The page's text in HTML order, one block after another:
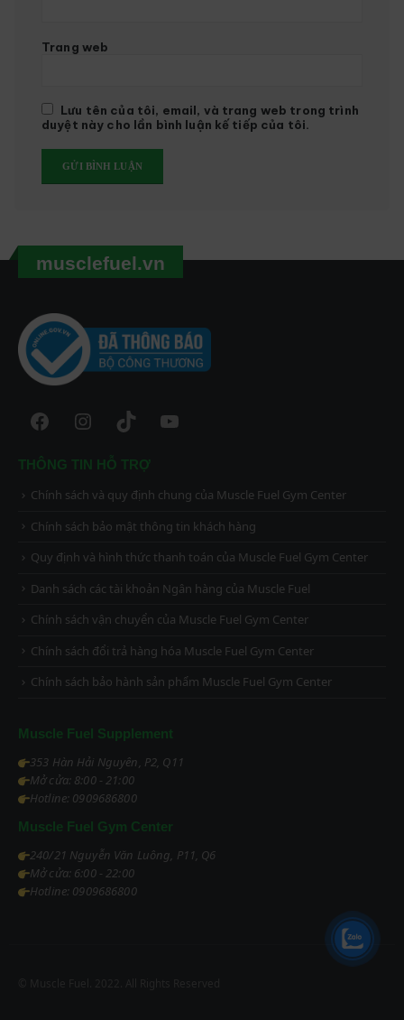
Trang web
Lưu tên của tôi, email, và trang web trong trình
duyệt này cho lần bình luận kế tiếp của tôi.
musclefuel.vn
Facebook
Instagram
TikTokYouTube
THÔNG TIN HỖ TRỢ
Chính sách và quy định chung của Muscle Fuel Gym Center
Chính sách bảo mật thông tin khách hàng
Quy định và hình thức thanh toán của Muscle Fuel Gym Center
Danh sách các tài khoản Ngân hàng của Muscle Fuel
Chính sách vận chuyển của Muscle Fuel Gym Center
Chính sách đổi trả hàng hóa Muscle Fuel Gym Center
Chính sách bảo hành sản phẩm Muscle Fuel Gym Center
Muscle Fuel Supplement
353 Hàn Hải Nguyên, P2, Q11
Mở cửa: 8:00 - 21:00
Hotline: 0909686800
Muscle Fuel Gym Center
240/21 Nguyễn Văn Luông, P11, Q6
Mở cửa: 6:00 - 22:00
Hotline: 0909686800